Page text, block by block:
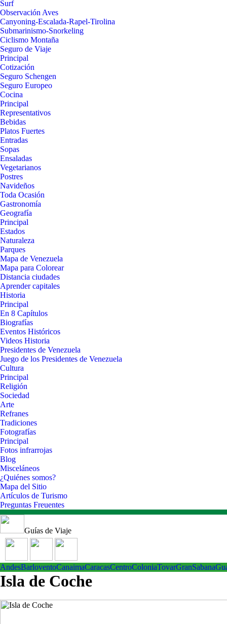
Surf
Observación Aves
Canyoning-Escalada-Rapel-Tirolina
Submarinismo-Snorkeling
Ciclismo Montaña
Seguro de Viaje
Principal
Cotización
Seguro Schengen
Seguro Europeo
Cocina
Principal
Representativos
Bebidas
Platos Fuertes
Entradas
Sopas
Ensaladas
Vegetarianos
Postres
Navideños
Toda Ocasión
Gastronomía
Geografía
Principal
Estados
Naturaleza
Parques
Mapa de Venezuela
Mapa para Colorear
Distancia ciudades
Aprender capitales
Historia
Principal
En 8 Capítulos
Biografías
Eventos Históricos
Videos Historia
Presidentes de Venezuela
Juego de los Presidentes de Venezuela
Cultura
Principal
Religión
Sociedad
Arte
Refranes
Tradiciones
Fotografías
Principal
Fotos infrarrojas
Blog
Misceláneos
¿Quiénes somos?
Mapa del Sitio
Artículos de Turismo
Preguntas Freuentes
Guías de Viaje
AndesBarloventoCanaimaCaracasCentroColoniaTovarGranSabana
Isla de Coche